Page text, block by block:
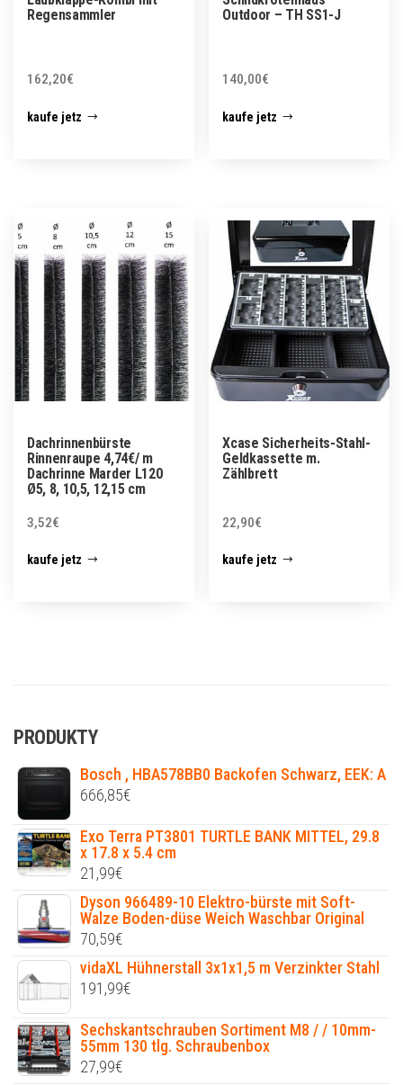
Regensammler
162,20€
kaufe jetz
Outdoor – TH SS1-J
140,00€
kaufe jetz
Dachrinnenbürste
Rinnenraupe 4,74€/ m
Dachrinne Marder L120
Ø5, 8, 10,5, 12,15 cm
3,52€
kaufe jetz
Xcase Sicherheits-Stahl-
Geldkassette m.
Zählbrett
22,90€
kaufe jetz
PRODUKTY
Bosch , HBA578BB0 Backofen Schwarz, EEK: A
666,85€
Exo Terra PT3801 TURTLE BANK MITTEL, 29.8
x 17.8 x 5.4 cm
21,99€
Dyson 966489-10 Elektro-bürste mit Soft-
Walze Boden-düse Weich Waschbar Original
70,59€
vidaXL Hühnerstall 3x1x1,5 m Verzinkter Stahl
191,99€
Sechskantschrauben Sortiment M8 / / 10mm-
55mm 130 tlg. Schraubenbox
27,99€